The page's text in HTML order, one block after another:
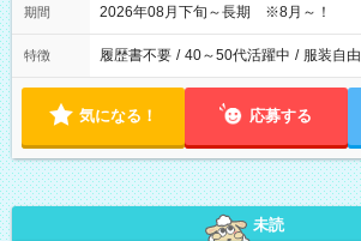
期間 2026年08月下旬～長期 ※8月～！
特徴 履歴書不要 / 40～50代活躍中 / 服装自由
気になる！ 応募する
未読